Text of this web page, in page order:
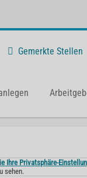
Gemerkte Stellen
Ihre Privatsphäre-
sehen.